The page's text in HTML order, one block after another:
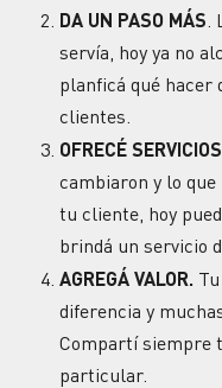
DA UN PASO MÁS
servía, hoy ya no
planficá qué hacer
clientes.
OFRECÉ
cambiaron y lo
tu cliente, hoy
brindá un servicio
AGREGÁ VALOR.
diferencia y
Compartí siempre
particular.